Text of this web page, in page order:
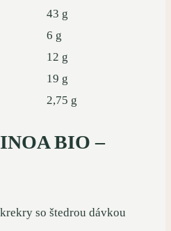
43 g
6 g
12 g
19 g
2,75 g
BIO –
so štedrou dávkou